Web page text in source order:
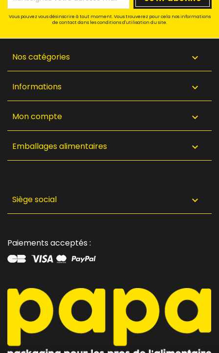
Vous pouvez vous désinscrire à tout moment. Vous trouverez pour cela nos informations
de contact dans les conditions d'utilisation du site.
Nos catégories 
Informations 
Mon compte 
Emballages alimentaires 
Siège social 
Paiements acceptés :